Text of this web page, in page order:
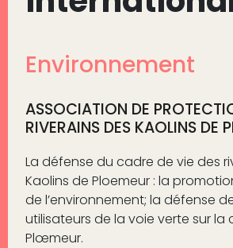
Environnement
ASSOCIATION DE
RIVERAINS DES KAOLINS DE
La défense du cadre de vie des
Kaolins de Ploemeur : la
de l’environnement; la défense
utilisateurs de la voie verte sur la
Plœmeur.